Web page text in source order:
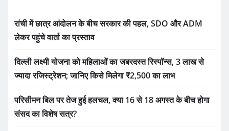
रांची में छात्र आंदोलन के बीच सरकार की पहल, SDO और ADM
लेकर पहुंचे वार्ता का प्रस्ताव
दिल्ली लक्ष्मी योजना को महिलाओं का जबरदस्त रिस्पॉन्स, 3 लाख से
ज्यादा रजिस्ट्रेशन; जानिए किसे मिलेगा ₹2,500 का लाभ
परिसीमन बिल पर तेज हुई हलचल, क्या 16 से 18 अगस्त के बीच होगा
संसद का विशेष सत्र?